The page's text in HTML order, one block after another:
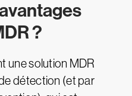
?
une solution MDR
détection (et par